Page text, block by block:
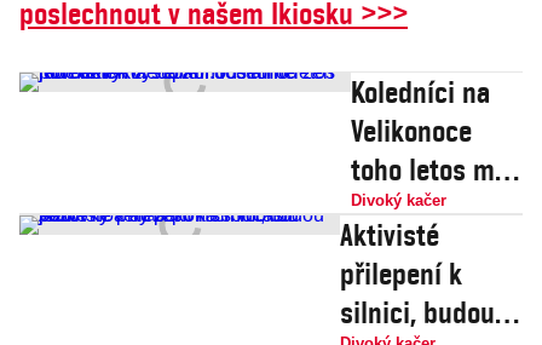
poslechnout v našem Ikiosku >>>
Koledníci na
Velikonoce
toho letos moc
nevykoledovali
. Písemné
povolení k
vyšupání
Divoký kačer
Aktivisté
přilepení k
silnici, budou